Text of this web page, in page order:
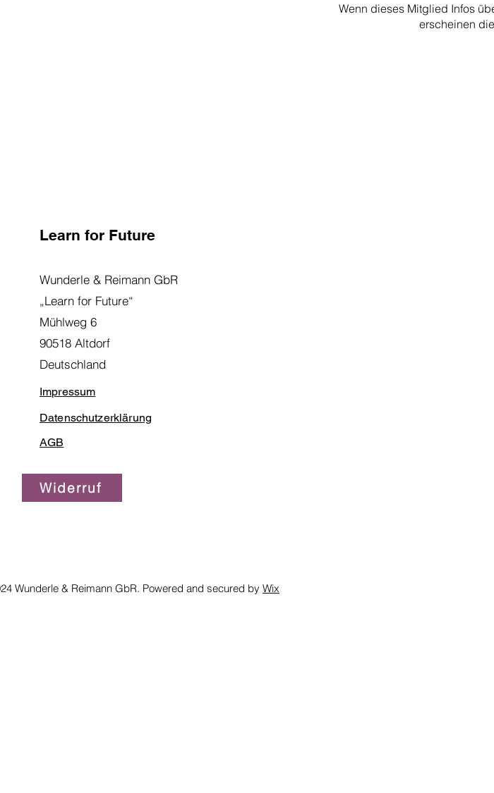
Wenn dieses Mitglied Infos
erscheinen
Learn for Future
Wunderle & Reimann GbR
„Learn for Future“
Mühlweg 6
90518 Altdorf
Deutschland
Impressum
Datenschutzerklärung
AGB
Wunderle & Reimann GbR. Powered and secured by Wix
Widerruf